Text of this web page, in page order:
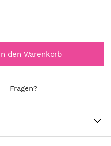
In den Warenkorb
Fragen?